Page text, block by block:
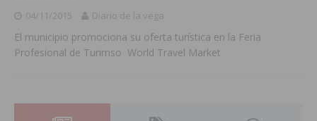
04/11/2015 Diario de la vega
El municipio promociona su oferta turística en la Feria
Profesional de Turimso World Travel Market